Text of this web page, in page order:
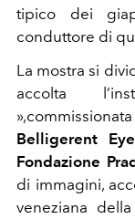
tipico dei
conduttore di
La mostra si
accolta
Belligerent
Fondazione
di immagini,
veneziana